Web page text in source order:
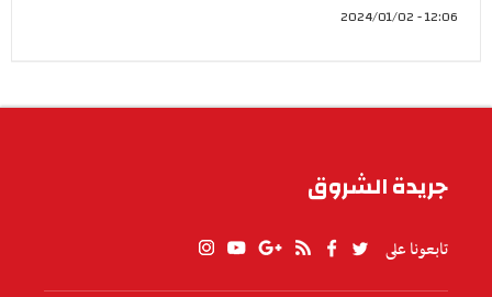
12:06 - 2024/01/02
جريدة الشروق
تابعونا على